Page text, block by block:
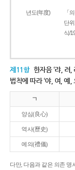
년도(年度)
「
단
식/
제11항 한자음 ‘랴, 려
법칙에 따라 ‘야, 여, 예
ㄱ
양심(良心)
역사(歷史)
예의(禮儀)
다만, 다음과 같은 의존 명